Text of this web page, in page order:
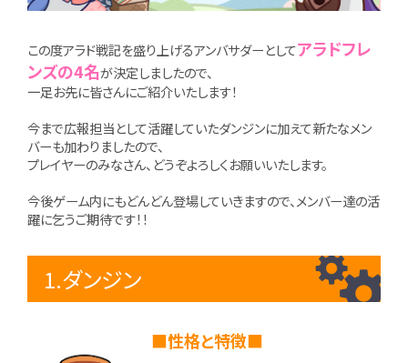
この度アラド戦記を盛り上げるアンバサダーとしてアラドフレ
ンズの4名が決定しましたので、
一足お先に皆さんにご紹介いたします！
今まで広報担当として活躍していたダンジンに加えて新たなメン
バーも加わりましたので、
プレイヤーのみなさん、どうぞよろしくお願いいたします。
今後ゲーム内にもどんどん登場していきますので、メンバー達の活
躍に乞うご期待です！！
1.ダンジン
■性格と特徴■